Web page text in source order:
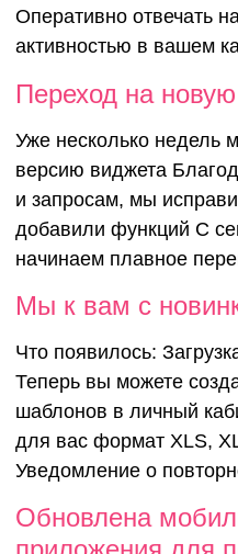
Оперативно отвечать
активностью в вашем
Переход на
Уже несколько недель
версию виджета
и запросам, мы
добавили функций С
начинаем плавное
Мы к вам с
Что появилось:
Теперь вы можете
шаблонов в личный
для вас формат XLS,
Уведомление о
Обновлена